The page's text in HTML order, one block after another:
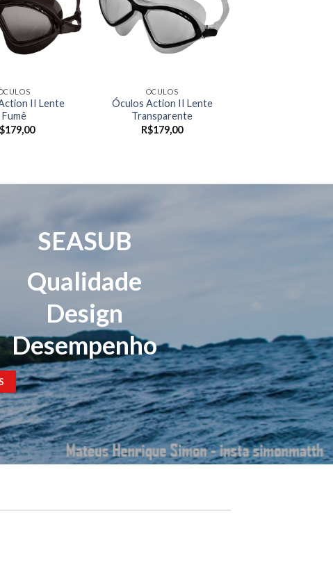
II Lente
Fumê
179,00
ÓCULOS
Óculos Action II Lente
Transparente
R$179,00
SEASUB
Qualidade
Design
Desempenho